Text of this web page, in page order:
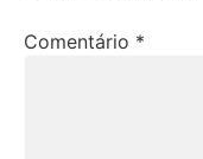
Comentário *